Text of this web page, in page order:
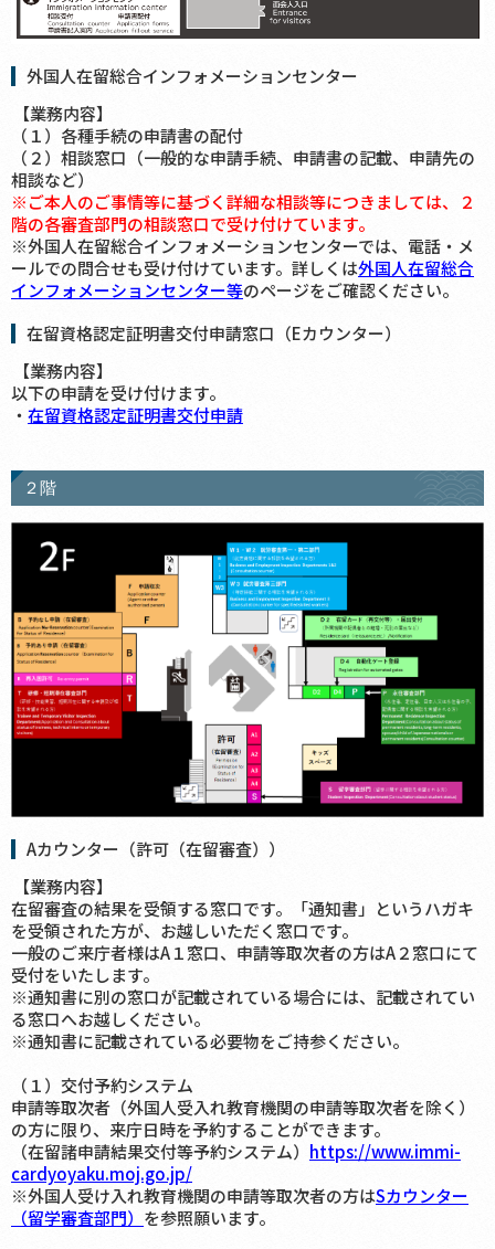
外国人在留総合インフォメーションセンター
【業務内容】
（１）各種手続の申請書の配付
（２）相談窓口（一般的な申請手続、申請書の記載、申請先の
相談など）
※ご本人のご事情等に基づく詳細な相談等につきましては、２
階の各審査部門の相談窓口で受け付けています。
※外国人在留総合インフォメーションセンターでは、電話・メ
ールでの問合せも受け付けています。詳しくは外国人在留総合
インフォメーションセンター等のページをご確認ください。
在留資格認定証明書交付申請窓口（Eカウンター）
【業務内容】
以下の申請を受け付けます。
・ 在留資格認定証明書交付申請
２階
Aカウンター（許可（在留審査））
【業務内容】
在留審査の結果を受領する窓口です。「通知書」というハガキ
を受領された方が、お越しいただく窓口です。
一般のご来庁者様はA１窓口、申請等取次者の方はA２窓口にて
受付をいたします。
※通知書に別の窓口が記載されている場合には、記載されてい
る窓口へお越しください。
※通知書に記載されている必要物をご持参ください。
（１）交付予約システム
申請等取次者（外国人受入れ教育機関の申請等取次者を除く）
の方に限り、来庁日時を予約することができます。
（在留諸申請結果交付等予約システム） https://www.immi-
cardyoyaku.moj.go.jp/
※外国人受け入れ教育機関の申請等取次者の方はSカウンター
（留学審査部門） を参照願います。